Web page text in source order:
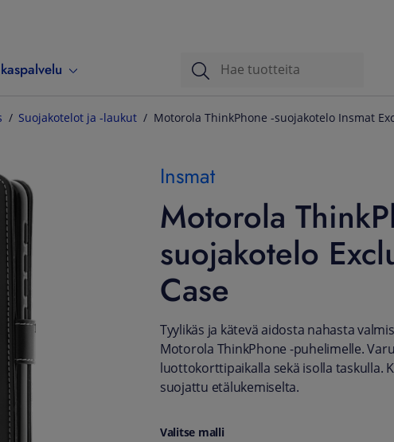
Suojakotelot ja -laukut Motorola ThinkPhone -suojakotelo Insmat
Insmat
Motorola
suojakotelo
Case
Tyylikäs ja kätevä aidosta nahasta
Motorola ThinkPhone -puhelimelle.
luottokorttipaikalla sekä isolla taskulla.
suojattu etälukemiselta.
Valitse malli